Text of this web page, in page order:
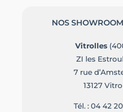
NOS
Vitrolles
ZI les
7 rue
13127
Tél. : 04 42